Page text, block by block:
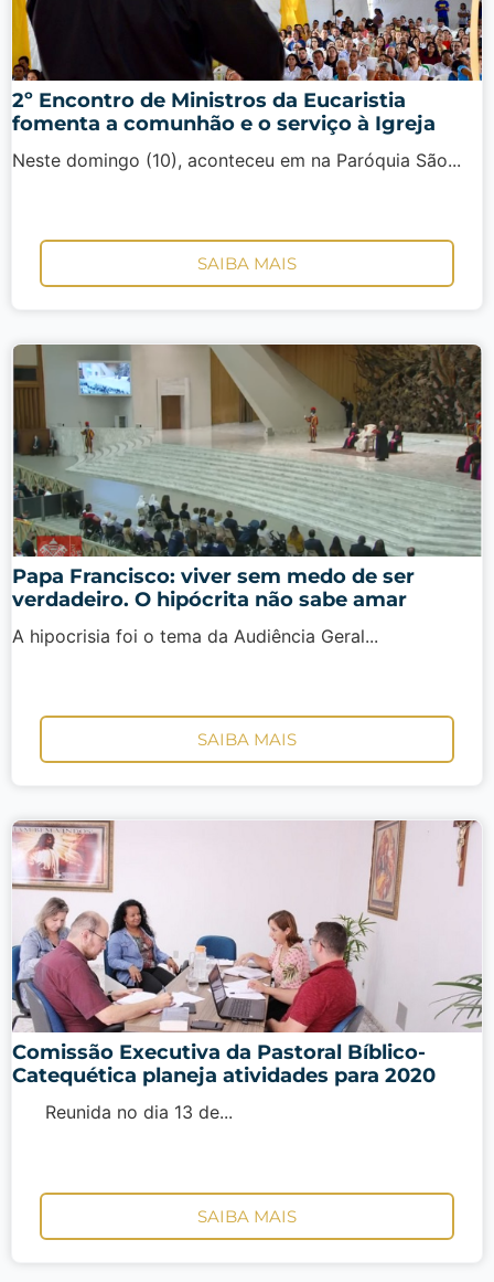
2º Encontro de Ministros da Eucaristia
fomenta a comunhão e o serviço à Igreja
Neste domingo (10), aconteceu em na Paróquia São...
SAIBA MAIS
Papa Francisco: viver sem medo de ser
verdadeiro. O hipócrita não sabe amar
A hipocrisia foi o tema da Audiência Geral...
SAIBA MAIS
Comissão Executiva da Pastoral Bíblico-
Catequética planeja atividades para 2020
Reunida no dia 13 de...
SAIBA MAIS